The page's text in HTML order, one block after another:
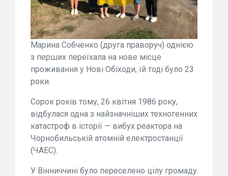
Марина Собченко (друга праворуч) однією
з перших переїхала на нове місце
проживання у Нові Обіходи, їй тоді було 23
роки.
Сорок років тому, 26 квітня 1986 року,
відбулася одна з найзначніших техногенних
катастроф в історії — вибух реактора на
Чорнобильській атомній електростанції
(ЧАЕС).
У Вінниччині було переселено цілу громаду